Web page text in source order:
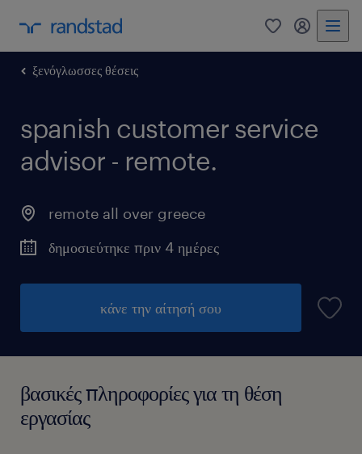
0 my
ξενόγλωσσες θέσεις
spanish customer service
advisor - remote.
remote all over greece
δημοσιεύτηκε πριν 4 ημέρες
κάνε την αίτησή σου
βασικές πληροφορίες για τη θέση
εργασίας